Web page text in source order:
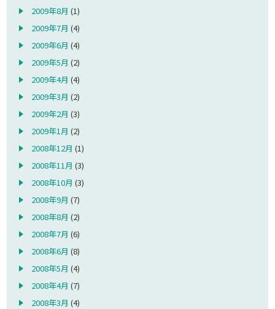
2009年8月 (1)
2009年7月 (4)
2009年6月 (4)
2009年5月 (2)
2009年4月 (4)
2009年3月 (2)
2009年2月 (3)
2009年1月 (2)
2008年12月 (1)
2008年11月 (3)
2008年10月 (3)
2008年9月 (7)
2008年8月 (2)
2008年7月 (6)
2008年6月 (8)
2008年5月 (4)
2008年4月 (7)
2008年3月 (4)